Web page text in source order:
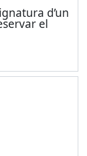
d’un
el